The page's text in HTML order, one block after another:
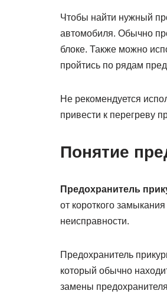
Чтобы найти нужный
автомобиля. Обычно
блоке. Также можно
пройтись по рядам
Не рекомендуется
привести к перегреву
Понятие
Предохранитель
от короткого
неисправности.
Предохранитель
который обычно
замены